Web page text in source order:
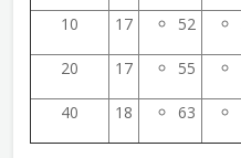
10 17 52
20 17 55
40 18 63